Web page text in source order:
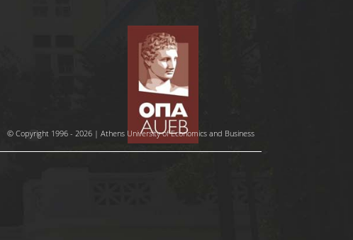
© Copyright 1996 - 2026 | Athens University of Economics and Business